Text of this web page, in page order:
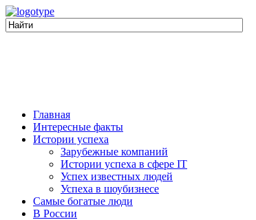
Главная
Интересные факты
Истории успеха
Зарубежные компаний
Истории успеха в сфере IT
Успех известных людей
Успеха в шоубизнесе
Самые богатые люди
В России